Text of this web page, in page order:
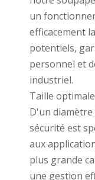
un
efficacement
potentiels,
personnel et
industriel.
Taille
D'un diamètre
sécurité est
aux
plus grande
une gestion